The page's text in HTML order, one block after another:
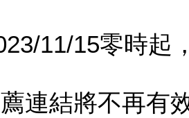
11/15零時起
連結將不再有